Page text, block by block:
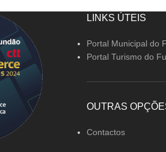
LINKS ÚTEIS
Portal Municipal do
Portal Turismo do
OUTRAS
Contactos